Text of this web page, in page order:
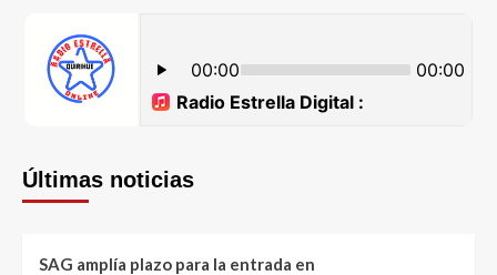
Últimas noticias
SAG amplía plazo para la entrada en